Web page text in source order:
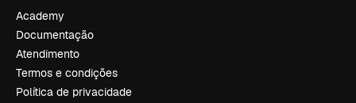
Academy
Documentação
Atendimento
Termos e condições
Política de privacidade